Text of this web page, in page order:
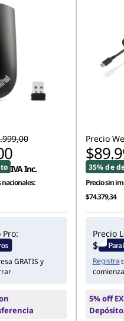
IVA Inc.
Pro:
GRATIS y
Precio
35% de
Precio sin
$74.379,34
Precio
Registra
5% off